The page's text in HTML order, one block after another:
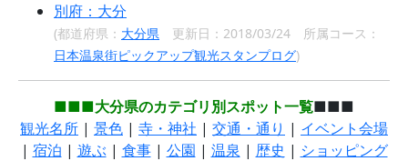
別府：大分
(都道府県： 大分県 更新日：2018/03/24 所属コース：
日本温泉街ピックアップ観光スタンプログ)
■■■大分県のカテゴリ別スポット一覧■■■
観光名所 | 景色 | 寺・神社 | 交通・通り | イベント会場
| 宿泊 | 遊ぶ| 食事| 公園 | 温泉 | 歴史 | ショッピング